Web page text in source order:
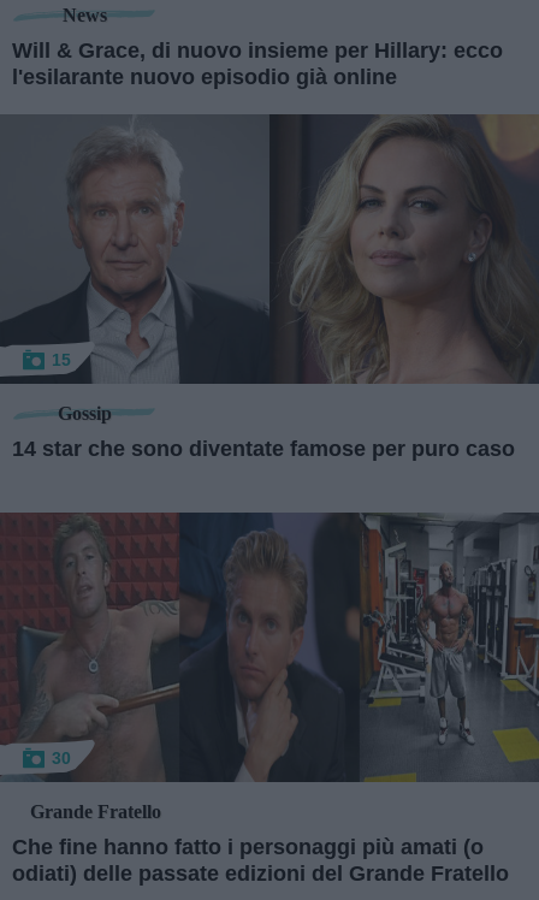
News
Will & Grace, di nuovo insieme per Hillary: ecco
l'esilarante nuovo episodio già online
15
Gossip
14 star che sono diventate famose per puro caso
30
Grande Fratello
Che fine hanno fatto i personaggi più amati (o
odiati) delle passate edizioni del Grande Fratello